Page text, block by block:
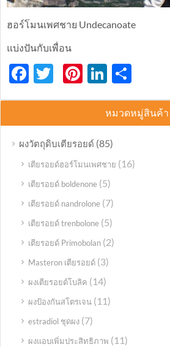
ฮอร์โมนเพศชาย Undecanoate
แบ่งปันกับเพื่อน
Facebook
Twitter
Pinterest
LinkedIn
หมวดหมู่สินค้า
ผงวัตถุดิบเตียรอยด์ (85)
เตียรอยด์ฮอร์โมนเพศชาย (16)
เตียรอยด์ boldenone (5)
เตียรอยด์ nandrolone (7)
เตียรอยด์ trenbolone (5)
เตียรอยด์ Primobolan (2)
Masteron เตียรอยด์ (3)
ผงเตียรอยด์โบลิค (14)
ผงป้องกันสโตรเจน (11)
estradiol ชุดผง (7)
ผงแอบเพิ่มประสิทธิภาพ (11)